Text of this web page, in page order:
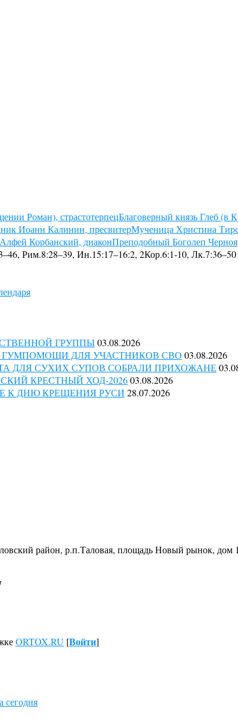
Роман), страстотерпецБлаговерный князь Глеб (в
Иоанн Калинин, пресвитерМученица Христина
Корбанский, диаконПреподобный Боголеп
Рим.8:28–39, Ин.15:17–16:2, 2Кор.6:1-10, Лк.7:36–50
ГРУППЫ03.08.2026
ГУМПОМОЩИ ДЛЯ УЧАСТНИКОВ СВО 03.08.2026
ДЛЯ СУХИХ СУПОВ СОБРАЛИ ПРИХОЖАНЕ
КРЕСТНЫЙ ХОД-202603.08.2026
К ДНЮ КРЕЩЕНИЯ РУСИ 28.07.2026
район, р.п.Таловая, площадь Новый рынок, дом
ORTOX.RU [Войти]
сегодня